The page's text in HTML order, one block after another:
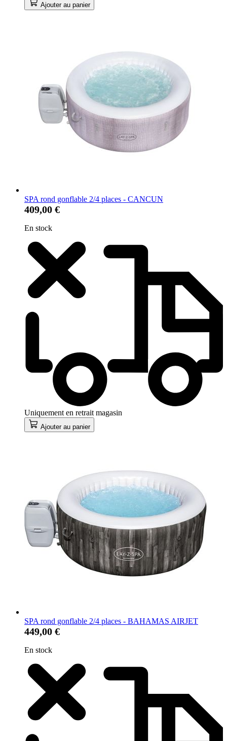
Ajouter au panier
SPA rond gonflable 2/4 places - CANCUN
409,00 €
En stock
Uniquement en retrait magasin
Ajouter au panier
SPA rond gonflable 2/4 places - BAHAMAS AIRJET
449,00 €
En stock